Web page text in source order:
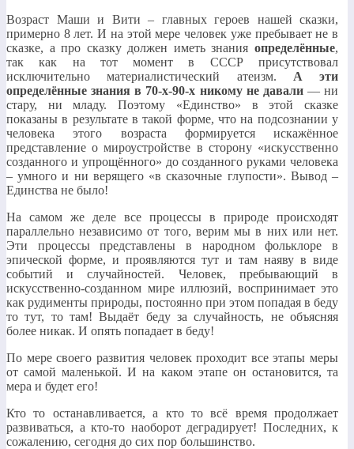
Возраст Маши и Вити – главных героев нашей сказки,
примерно 8 лет. И на этой мере человек уже пребывает не в
сказке, а про сказку должен иметь знания определённые,
так как на тот момент в СССР присутствовал
исключительно материалистический атеизм. А эти
определённые знания в 70-х-90-х никому не давали— ни
стару, ни младу. Поэтому «Единство» в этой сказке
показаны в результате в такой форме, что на подсознании у
человека этого возраста формируется искажённое
представление о мироустройстве в сторону «искусственно
созданного и упрощённого» до созданного руками человека
– умного и ни верящего «в сказочные глупости». Вывод –
Единства не было!
На самом же деле все процессы в природе происходят
параллельно независимо от того, верим мы в них или нет.
Эти процессы представлены в народном фольклоре в
эпической форме, и проявляются тут и там наяву в виде
событий и случайностей. Человек, пребывающий в
искусственно-созданном мире иллюзий, воспринимает это
как рудименты природы, постоянно при этом попадая в беду
то тут, то там! Выдаёт беду за случайность, не объясняя
более никак. И опять попадает в беду!
По мере своего развития человек проходит все этапы меры
от самой маленькой. И на каком этапе он остановится, та
мера и будет его!
Кто то останавливается, а кто то всё время продолжает
развиваться, а кто-то наоборот деградирует! Последних, к
сожалению, сегодня до сих пор большинство.